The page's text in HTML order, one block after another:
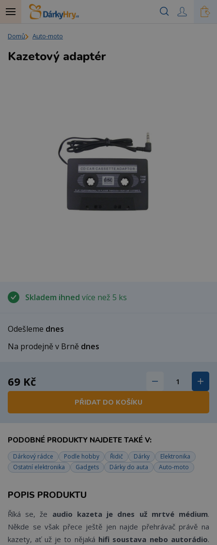
Domů Auto-moto
Skladem ihned více než 5 ks
Odešleme dnes
Na prodejně v Brně dnes
69 Kč
PŘIDAT DO KOŠÍKU
PODOBNÉ PRODUKTY NAJDETE TAKÉ V:
Dárkový rádce Podle hobby Řidič Dárky
Elektronika
Ostatní elektronika
Gadgets Dárky do auta Auto-moto
Kazetový adaptér
POPIS PRODUKTU
Říká se, že audio kazeta je dnes už mrtvé médium.
Někde se však přece ještě jen najde přehrávač právě na
kazety, ať už je to nějaká hifi soustava nebo autorádio.